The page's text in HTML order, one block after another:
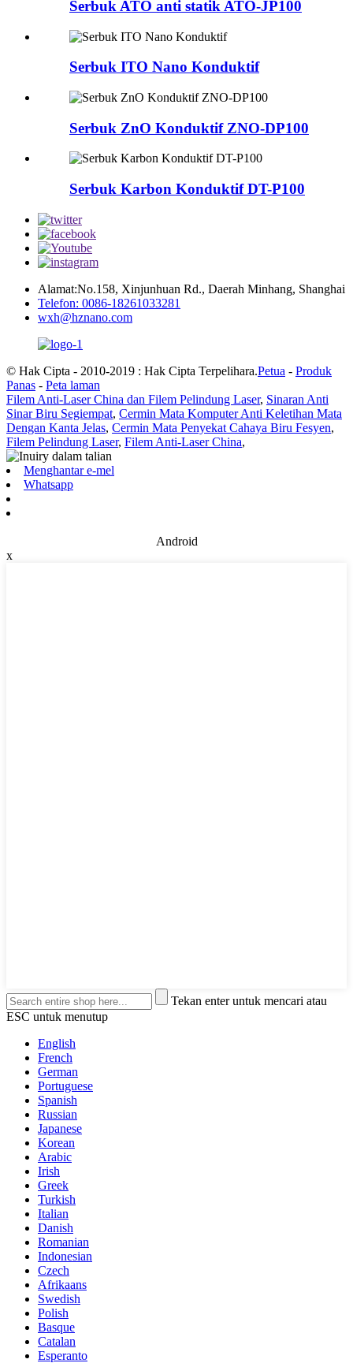
Serbuk ATO anti statik ATO-JP100
Serbuk ITO Nano Konduktif
Serbuk ZnO Konduktif ZNO-DP100
Serbuk Karbon Konduktif DT-P100
Alamat:No.158, Xinjunhuan Rd., Daerah Minhang, Shanghai
Telefon: 0086-18261033281
wxh@hznano.com
© Hak Cipta - 2010-2019 : Hak Cipta Terpelihara.Petua - Produk
Panas - Peta laman
Filem Anti-Laser China dan Filem Pelindung Laser, Sinaran Anti
Sinar Biru Segiempat, Cermin Mata Komputer Anti Keletihan Mata
Dengan Kanta Jelas, Cermin Mata Penyekat Cahaya Biru Fesyen,
Filem Pelindung Laser, Filem Anti-Laser China,
Menghantar e-mel
Whatsapp
Android
x
Tekan enter untuk mencari atau
ESC untuk menutup
English
French
German
Portuguese
Spanish
Russian
Japanese
Korean
Arabic
Irish
Greek
Turkish
Italian
Danish
Romanian
Indonesian
Czech
Afrikaans
Swedish
Polish
Basque
Catalan
Esperanto